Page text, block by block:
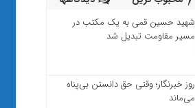
شهید حسین قمی به یک مکتب در
مسیر مقاومت تبدیل شد
روز خبرنگار؛ وقتی حق دانستن بی‌پناه
می‌ماند